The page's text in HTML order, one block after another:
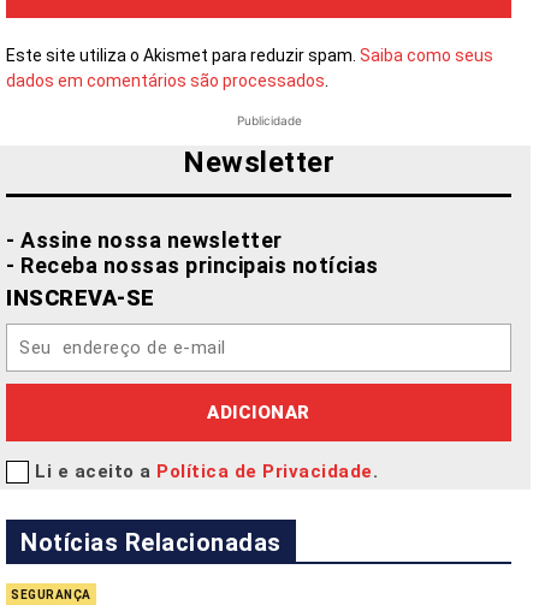
Este site utiliza o Akismet para reduzir spam. Saiba como seus
dados em comentários são processados.
Publicidade
Newsletter
- Assine nossa newsletter
- Receba nossas principais notícias
INSCREVA-SE
ADICIONAR
Li e aceito a Política de Privacidade.
Notícias Relacionadas
SEGURANÇA